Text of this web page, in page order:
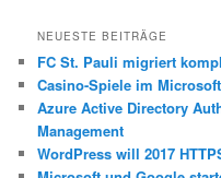
h
n
NEUESTE BEITRÄGE
FC St. Pauli migriert
Casino-Spiele im
Azure Active Directory
Management
WordPress will 2017